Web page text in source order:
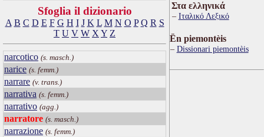
Sfoglia il dizionario
A B C D E F G H I J K L M N O P Q R S
T U V W X Y Z
narcotico (s. masch.)
narice (s. femm.)
narrare (v. trans.)
narrativa (s. femm.)
narrativo (agg.)
narratore (s. masch.)
narrazione (s. femm.)
Στα ελληνικά
Ιταλικό Λεξικό
Ën piemontèis
Dissionari piemontèis